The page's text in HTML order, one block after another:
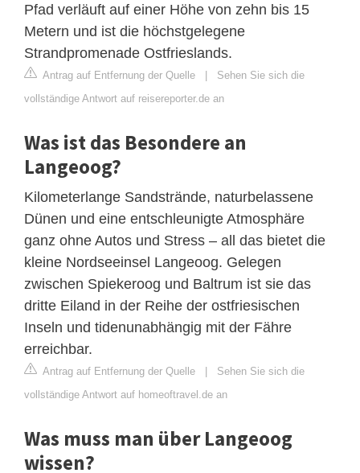
Pfad verläuft auf einer Höhe von zehn bis 15
Metern und ist die höchstgelegene
Strandpromenade Ostfrieslands.
Antrag auf Entfernung der Quelle | Sehen Sie sich die
vollständige Antwort auf reisereporter.de an
Was ist das Besondere an
Langeoog?
Kilometerlange Sandstrände, naturbelassene
Dünen und eine entschleunigte Atmosphäre
ganz ohne Autos und Stress – all das bietet die
kleine Nordseeinsel Langeoog. Gelegen
zwischen Spiekeroog und Baltrum ist sie das
dritte Eiland in der Reihe der ostfriesischen
Inseln und tidenunabhängig mit der Fähre
erreichbar.
Antrag auf Entfernung der Quelle | Sehen Sie sich die
vollständige Antwort auf homeoftravel.de an
Was muss man über Langeoog
wissen?